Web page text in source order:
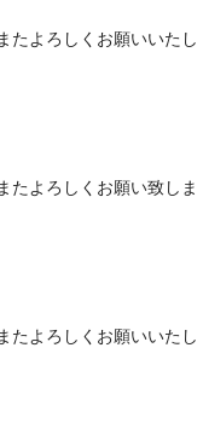
たよろしくお願いいたし
たよろしくお願い致しま
たよろしくお願いいたし